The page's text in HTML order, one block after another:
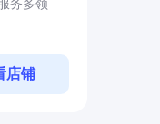
务多领
店铺